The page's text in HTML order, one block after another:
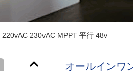
230vAC MPPT 平行 48v
オールインワ